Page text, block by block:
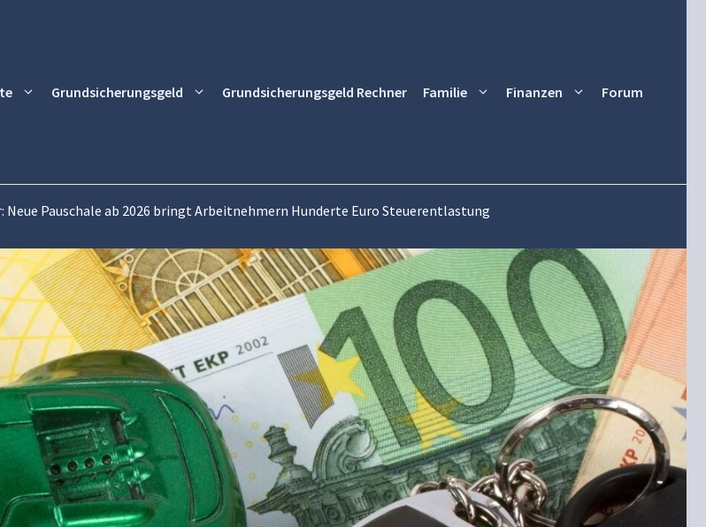
Grundsicherungsgeld Grundsicherungsgeld Rechner Familie Finanzen Forum
Neue Pauschale ab 2026 bringt Arbeitnehmern Hunderte Euro Steuerentlastung